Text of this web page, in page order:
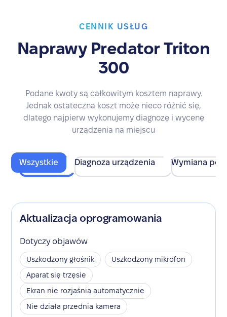
CENNIK USŁUG
Naprawy Predator Triton
300
Podane kwoty są całkowitym kosztem naprawy.
Jednak ostateczna koszt może nieco różnić się,
dlatego najpierw wykonujemy diagnozę i wycenę
urządzenia na miejscu
Wszystkie Diagnoza urządzenia Wymiana
Aktualizacja oprogramowania
Dotyczy objawów
Uszkodzony głośnik
Uszkodzony mikrofon
Aparat się trzęsie
Ekran nie rozjaśnia automatycznie
Nie działa przednia kamera